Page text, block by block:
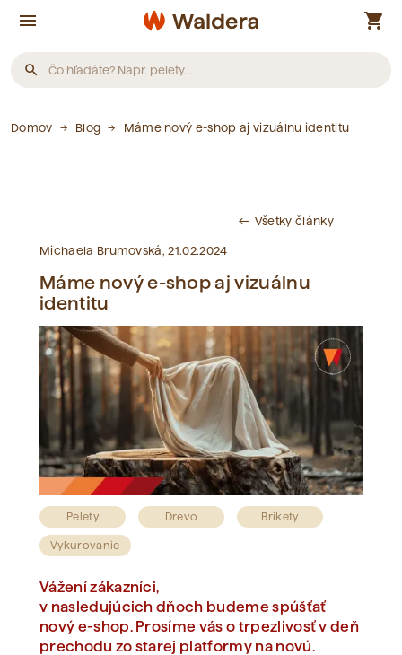
menu shopping_cart
search
Produkty
Neboli nájdené žiadne články.
Slovník pojmov
Neboli nájdené žiadne pojmy.
Zobraziť všetko
Domov Blog Máme nový e-shop aj vizuálnu identitu
west Všetky články
Michaela Brumovská, 21.02.2024
Máme nový e-shop aj vizuálnu
identitu
Pelety Drevo Brikety
Vykurovanie
Vážení zákazníci,
v nasledujúcich dňoch budeme spúšťať
nový e-shop. Prosíme vás o trpezlivosť v deň
prechodu zo starej platformy na novú.